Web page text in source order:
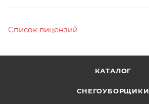
Список лицензий
КАТАЛОГ
СНЕГОУБОРЩИКИ